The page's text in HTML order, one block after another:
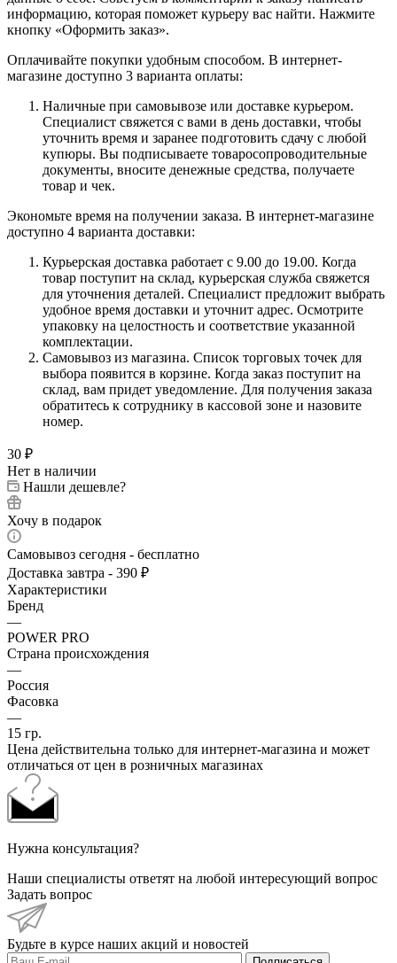
информацию, которая поможет курьеру вас найти. Нажмите
кнопку «Оформить заказ».
Оплачивайте покупки удобным способом. В интернет-
магазине доступно 3 варианта оплаты:
Наличные при самовывозе или доставке курьером.
Специалист свяжется с вами в день доставки, чтобы
уточнить время и заранее подготовить сдачу с любой
купюры. Вы подписываете товаросопроводительные
документы, вносите денежные средства, получаете
товар и чек.
Экономьте время на получении заказа. В интернет-магазине
доступно 4 варианта доставки:
Курьерская доставка работает с 9.00 до 19.00. Когда
товар поступит на склад, курьерская служба свяжется
для уточнения деталей. Специалист предложит выбрать
удобное время доставки и уточнит адрес. Осмотрите
упаковку на целостность и соответствие указанной
комплектации.
Самовывоз из магазина. Список торговых точек для
выбора появится в корзине. Когда заказ поступит на
склад, вам придет уведомление. Для получения заказа
обратитесь к сотруднику в кассовой зоне и назовите
номер.
30 ₽
Нет в наличии
Нашли дешевле?
Хочу в подарок
Самовывоз сегодня - бесплатно
Доставка завтра - 390 ₽
Характеристики
Бренд
—
POWER PRO
Страна происхождения
—
Россия
Фасовка
—
15 гр.
Цена действительна только для интернет-магазина и может
отличаться от цен в розничных магазинах
Нужна консультация?
Наши специалисты ответят на любой интересующий вопрос
Задать вопрос
Будьте в курсе наших акций и новостей